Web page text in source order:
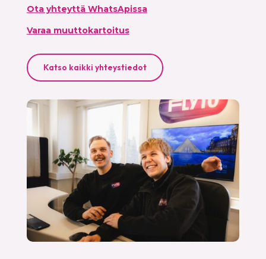
Ota yhteyttä WhatsApissa
Varaa muuttokartoitus
Katso kaikki yhteystiedot